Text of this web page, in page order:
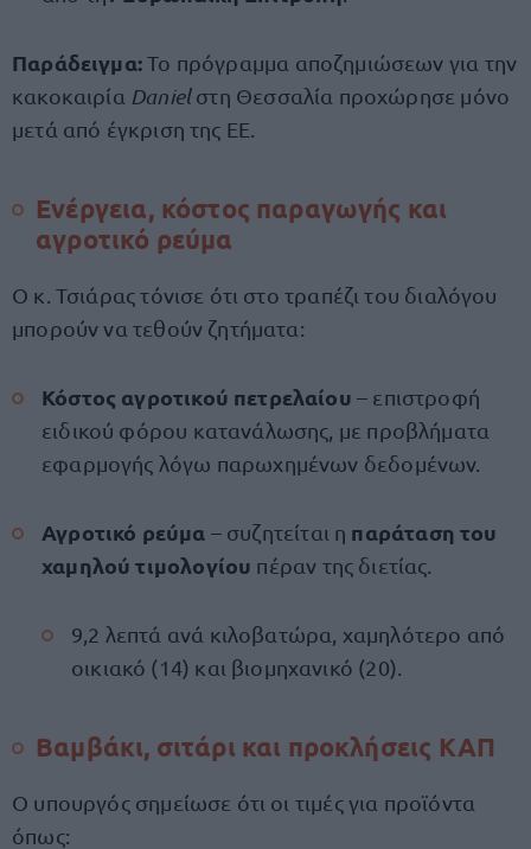
Παράδειγμα:Το πρόγραμμα αποζημιώσεων για την
κακοκαιρία Danielστη Θεσσαλία προχώρησε μόνο
μετά από έγκριση της ΕΕ.
Ενέργεια, κόστος παραγωγής και
αγροτικό ρεύμα
Ο κ. Τσιάρας τόνισε ότι στο τραπέζι του διαλόγου
μπορούν να τεθούν ζητήματα:
Κόστος αγροτικού πετρελαίου – επιστροφή
ειδικού φόρου κατανάλωσης, με προβλήματα
εφαρμογής λόγω παρωχημένων δεδομένων.
Αγροτικό ρεύμα – συζητείται η παράταση του
χαμηλού τιμολογίου πέραν της διετίας.
9,2 λεπτά ανά κιλοβατώρα, χαμηλότερο από
οικιακό (14) και βιομηχανικό (20).
Βαμβάκι, σιτάρι και προκλήσεις ΚΑΠ
Ο υπουργός σημείωσε ότι οι τιμές για προϊόντα
όπως: